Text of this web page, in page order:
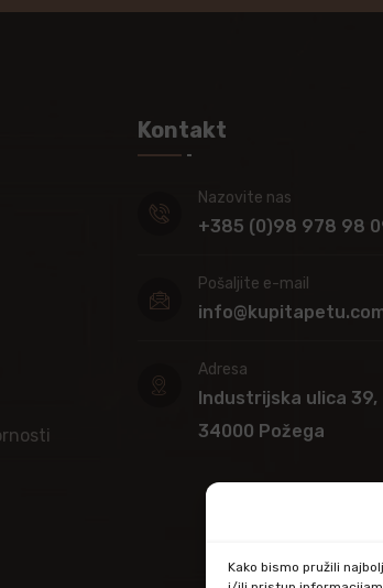
Kako bismo pružili
Kontakt
Nazovite nas
+385 (0)98 978 98
Pošaljite e-mail
Adresa
Industrijska ulica 39,
34000 Požega